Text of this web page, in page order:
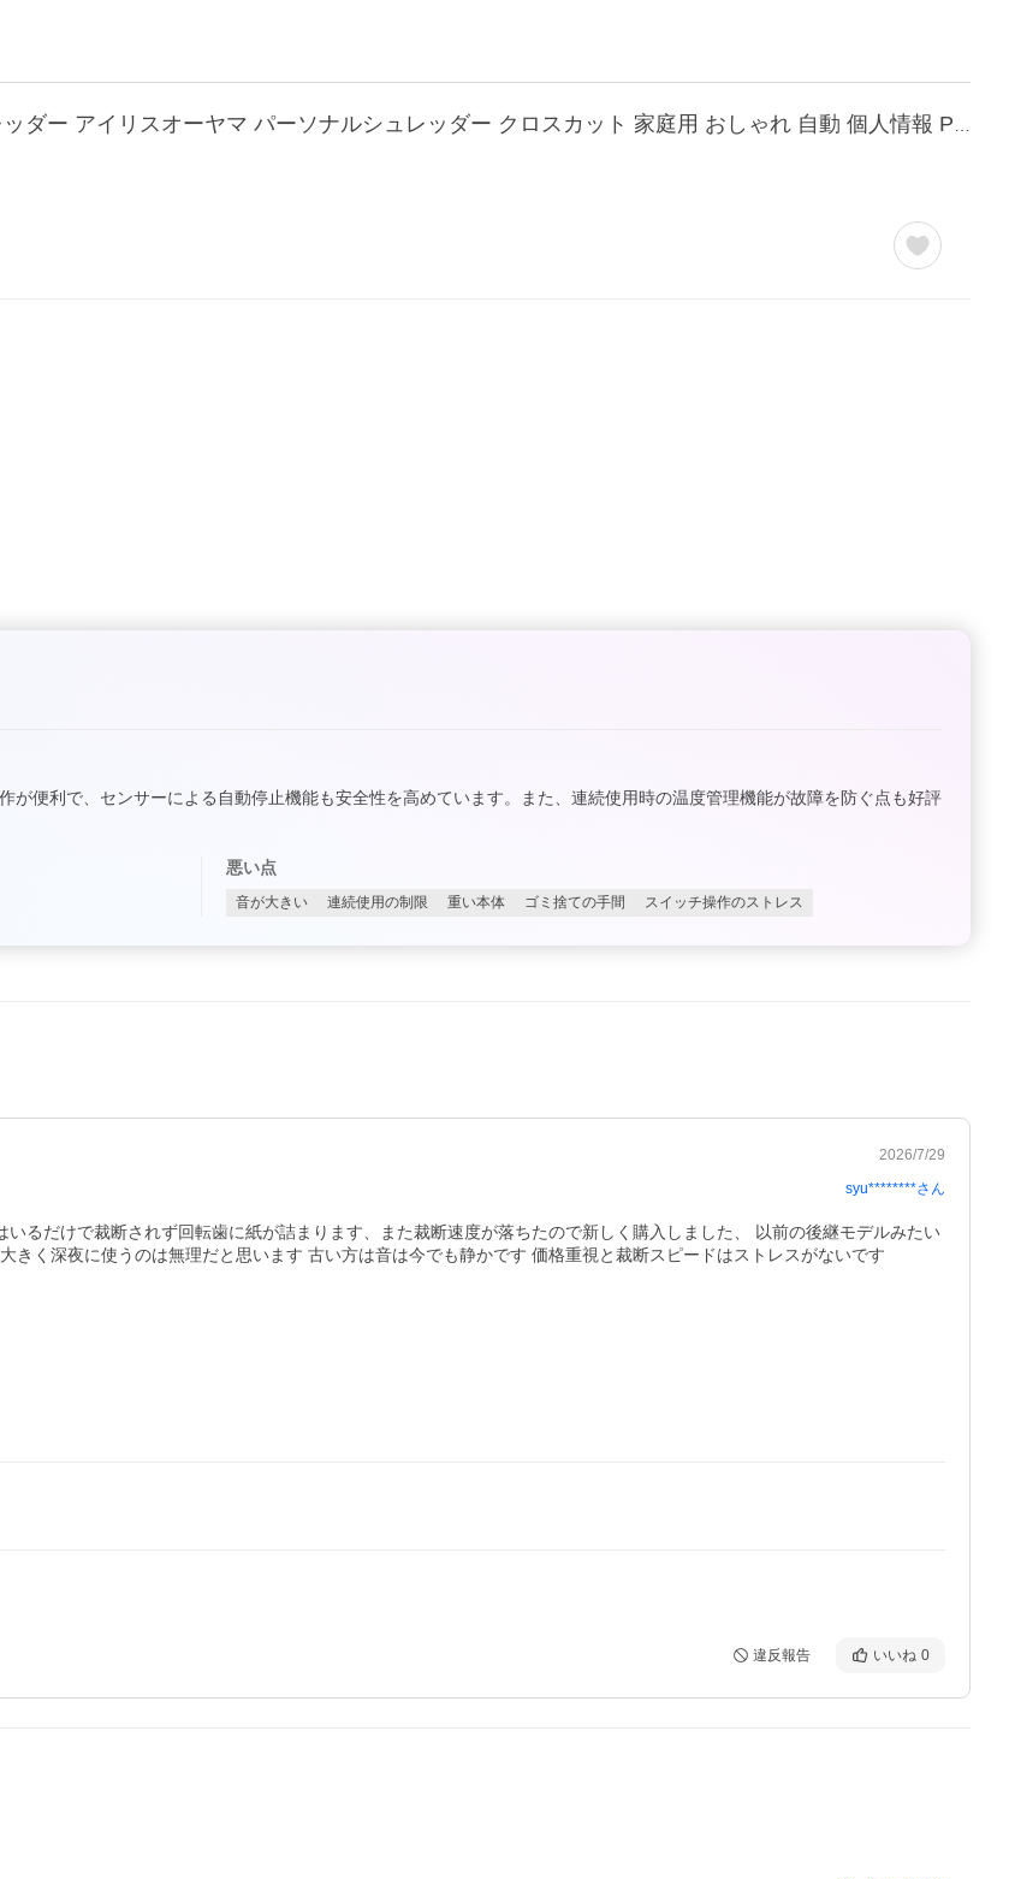
便利で、センサーによる自動停止機能も安全性を高めています。また、連続使用時の温度管理機能が故障を防ぐ点も好評
悪い点
音が大きい 連続使用の制限 重い本体 ゴミ捨ての手間 スイッチ操作のストレス
2026/7/29
syu********さん
るだけで裁断されず回転歯に紙が詰まります、また裁断速度が落ちたので新しく購入しました、 以前の後継モデルみたい
きく深夜に使うのは無理だと思います 古い方は音は今でも静かです 価格重視と裁断スピードはストレスがないです
違反報告 いいね 0